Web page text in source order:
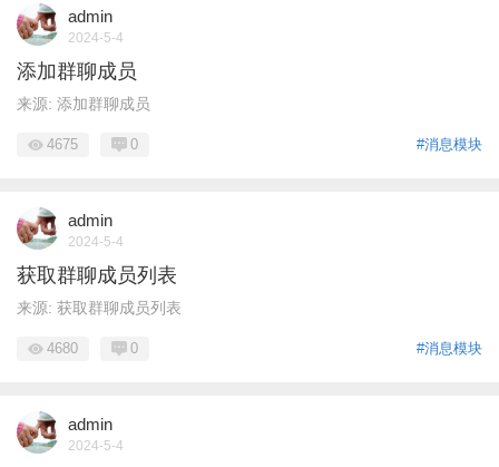
admin
2024-5-4
添加群聊成员
来源: 添加群聊成员
#消息模块
4675 0
admin
2024-5-4
获取群聊成员列表
来源: 获取群聊成员列表
#消息模块
4680 0
admin
2024-5-4